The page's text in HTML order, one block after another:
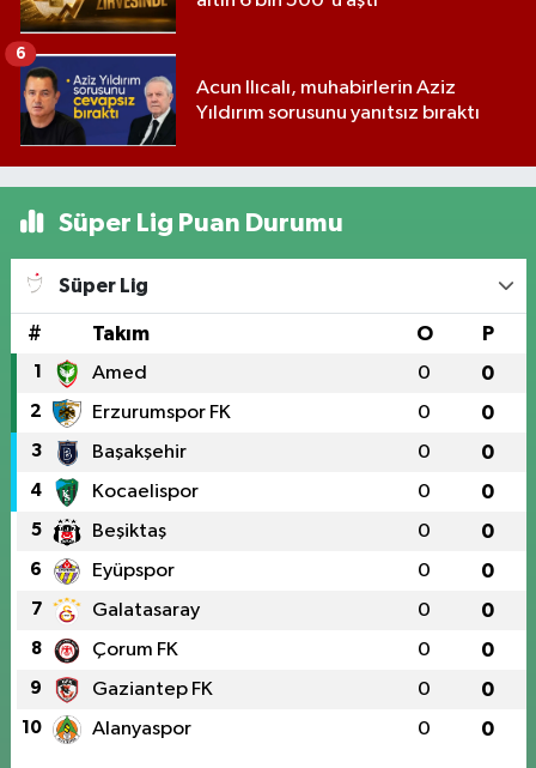
Acun Ilıcalı, muhabirlerin Aziz
Yıldırım sorusunu yanıtsız bıraktı
6
Süper Lig Puan Durumu
Süper Lig
# Takım O P
1 Amed 0 0
2 Erzurumspor FK 0 0
3 Başakşehir 0 0
4 Kocaelispor 0 0
5 Beşiktaş 0 0
6 Eyüpspor 0 0
7 Galatasaray 0 0
8 Çorum FK 0 0
9 Gaziantep FK 0 0
10 Alanyaspor 0 0